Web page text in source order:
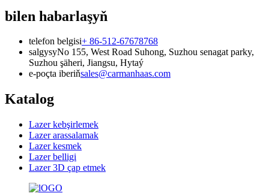
bilen habarlaşyň
telefon belgisi+ 86-512-67678768
salgysyNo 155, West Road Suhong, Suzhou senagat parky,
Suzhou şäheri, Jiangsu, Hytaý
e-poçta iberiňsales@carmanhaas.com
Katalog
Lazer kebşirlemek
Lazer arassalamak
Lazer kesmek
Lazer belligi
Lazer 3D çap etmek